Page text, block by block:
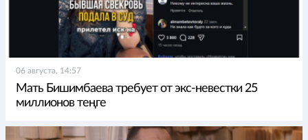
06 августа, 14:57
Мать Бишимбаева требует от экс-невестки 25
миллионов теңге